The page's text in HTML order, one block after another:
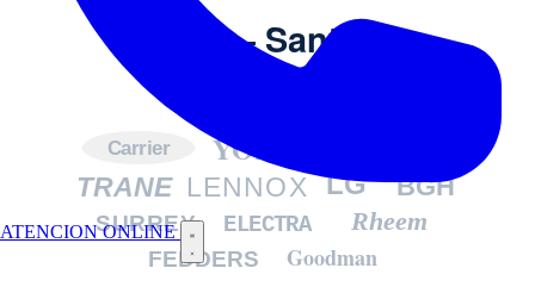
ATENCION ONLINE
Eloísa – Santa Fe
Carrier YORK
TRANE LENNOX LG BGH
SURREY ELECTRA Rheem
FEDDERS Goodman